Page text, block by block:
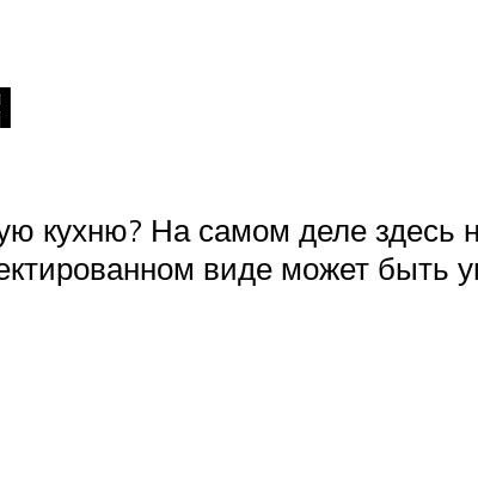
кухню? На самом деле здесь
виде может быть